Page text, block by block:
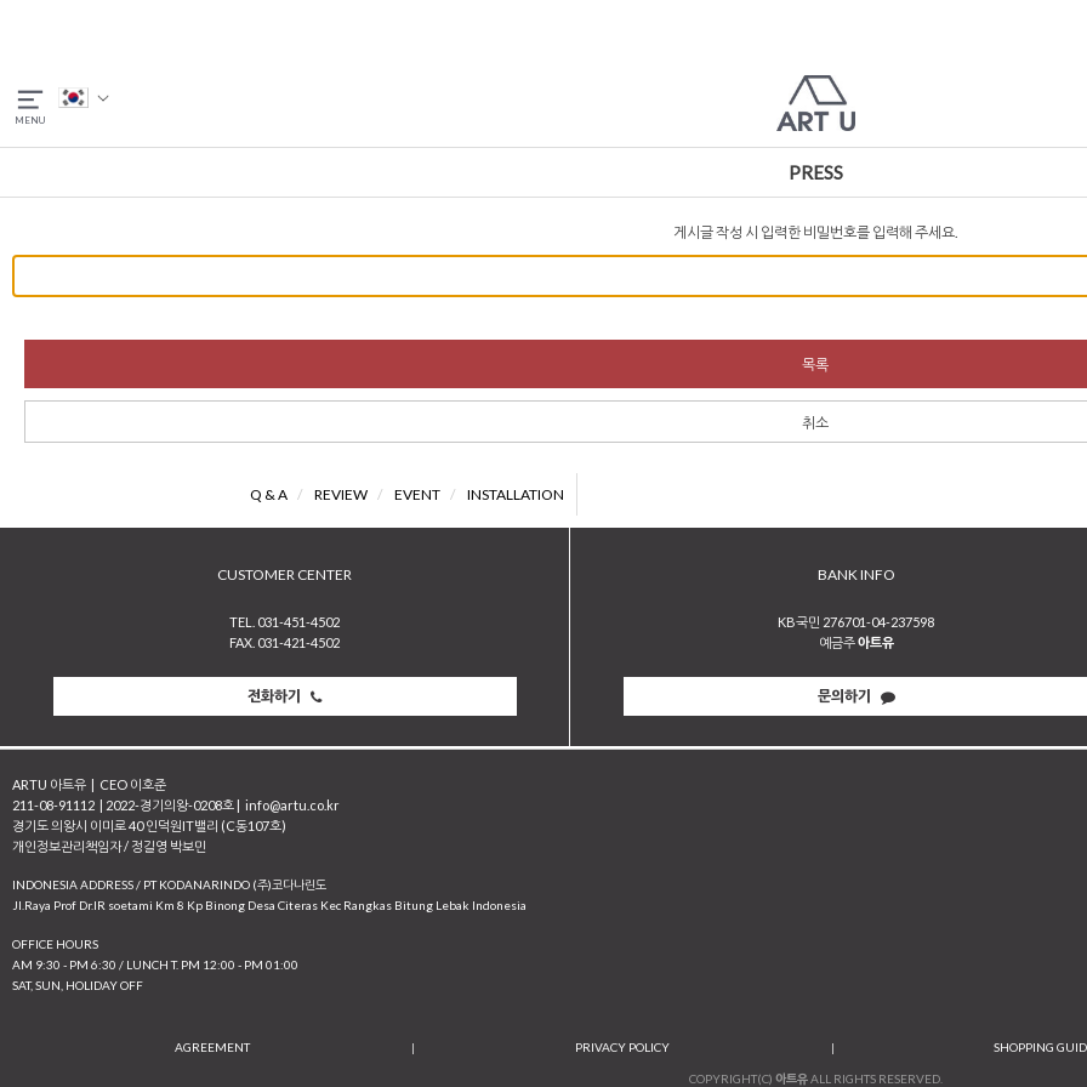
PRESS
게시글 작성 시 입력한 비밀번호를 입력해 주세요.
목록
취소
Q & A / REVIEW / EVENT / INSTALLATION
CUSTOMER CENTER
TEL. 031-451-4502
FAX. 031-421-4502
전화하기
BANK INFO
KB국민 276701-04-237598
예금주아트유
문의하기
ARTU 아트유 | CEO 이호준
211-08-91112 | 2022-경기의왕-0208호 | info@artu.co.kr
경기도 의왕시 이미로 40 인덕원IT밸리 (C동107호)
개인정보관리책임자 / 정길영 박보민
INDONESIA ADDRESS / PT KODANARINDO (주)코다나린도
JI.Raya Prof Dr.IR soetami Km 8 Kp Binong Desa Citeras Kec Rangkas Bitung Lebak Indonesia
OFFICE HOURS
AM 9:30 - PM 6:30 / LUNCH T. PM 12:00 - PM 01:00
SAT, SUN, HOLIDAY OFF
AGREEMENT | PRIVACY POLICY | SHOPPING
COPYRIGHT(C) 아트유ALL RIGHTS RESERVED.